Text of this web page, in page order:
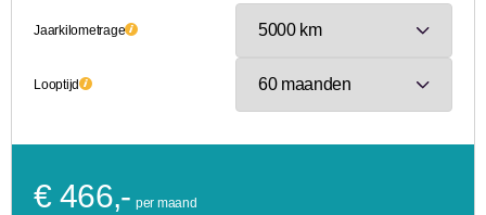
Jaarkilometrage
Looptijd
€ 466,- per maand